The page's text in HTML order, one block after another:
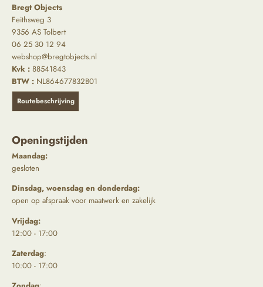
Bregt Objects
Feithsweg 3
9356 AS Tolbert
06 25 30 12 94
webshop@bregtobjects.nl
Kvk : 88541843
BTW : NL864677832B01
Routebeschrijving
Openingstijden
Maandag:
gesloten
Dinsdag, woensdag en donderdag:
open op afspraak voor maatwerk en zakelijk
Vrijdag:
12:00 - 17:00
Zaterdag:
10:00 - 17:00